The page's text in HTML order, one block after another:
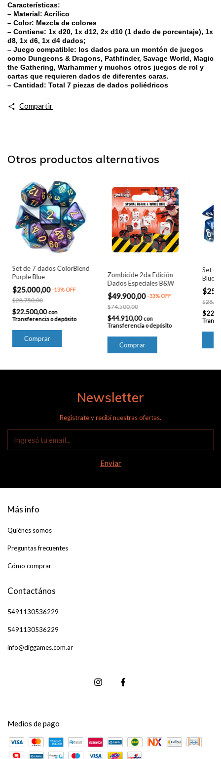
Características:
– Material: Acrílico
– Color: Mezcla de colores
– Contiene: 1x d20, 1x d12, 2x d10 (1 dado de porcentaje), 1x
d8, 1x d6, 1x d4 dados;
– Juego compatible: los dados para un montón de juegos
como Dungeons & Dragons, Pathfinder, Savage World, Magic
the Gathering, Warhammer y muchos otros juegos de rol y
cartas que requieren dados de diferentes caras.
– Cantidad: Total 7 piezas de dados poliédricos
Compartir
Otros productos alternativos
Set de 7 dados ColorBlend
Purple Blue
$25.000,00-13%OFF
$28.750,00
$22.500,00con
Transferencia o depósito
Zombicide 2da Edición
Dados Especiales B&W
$49.900,00-33%OFF
$74.500,00
$44.910,00con
Transferencia o depósito
Set
Blue
Newsletter
Registrate y recibí nuestras ofertas.
Más info
Quiénes somos
Preguntas frecuentes
Cómo comprar
Contactános
5491130536229
5491130536229
info@diggames.com.ar
Medios de pago